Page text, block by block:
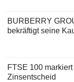
BURBERRY
bekräftigt seine
FTSE 100
Zinsentscheid